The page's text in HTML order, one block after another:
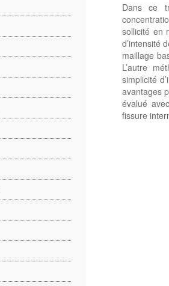
Dans ce
sollicité en
d’intensité
maillage
L’autre
simplicité
avantages
évalué
fissure